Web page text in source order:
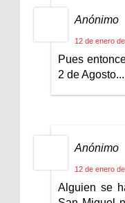
Anónimo
12 de enero
Pues
2 de Agosto...
Anónimo
12 de enero
Alguien se